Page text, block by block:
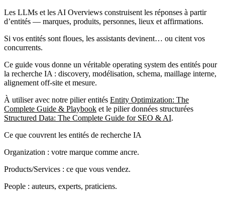
Les LLMs et les AI Overviews construisent les réponses à partir
d’entités — marques, produits, personnes, lieux et affirmations.
Si vos entités sont floues, les assistants devinent… ou citent vos
concurrents.
Ce guide vous donne un véritable operating system des entités pour
la recherche IA : discovery, modélisation, schema, maillage interne,
alignement off-site et mesure.
À utiliser avec notre pilier entités Entity Optimization: The
Complete Guide & Playbook et le pilier données structurées
Structured Data: The Complete Guide for SEO & AI.
Ce que couvrent les entités de recherche IA
Organization : votre marque comme ancre.
Products/Services : ce que vous vendez.
People : auteurs, experts, praticiens.